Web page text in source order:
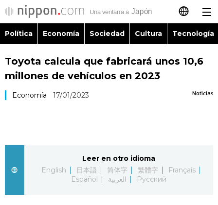
日本語
English
العربية
Русский
Política
Sociedad
Cultura
Política Economía Sociedad Cultura Tecnología
Toyota calcula que fabricará unos 10,6
millones de vehículos en 2023
Noticias
Economía 17/01/2023
Leer en otro idioma
English
日本語 简体字 繁體字
Français
Español
العربية Русский